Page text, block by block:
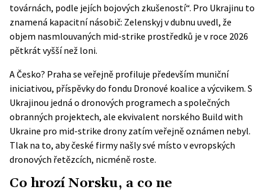
továrnách, podle jejích bojových zkušeností“. Pro Ukrajinu to
znamená kapacitní násobič: Zelenskyj v dubnu uvedl, že
objem nasmlouvaných mid-strike prostředků je v roce 2026
pětkrát vyšší než loni.
A Česko? Praha se veřejně profiluje především muniční
iniciativou, příspěvky do fondu Dronové koalice a výcvikem. S
Ukrajinou jedná o dronových programech a společných
obranných projektech, ale ekvivalent norského Build with
Ukraine pro mid-strike drony zatím veřejně oznámen nebyl.
Tlak na to, aby české firmy našly své místo v evropských
dronových řetězcích, nicméně roste.
Co hrozí Norsku, a co ne